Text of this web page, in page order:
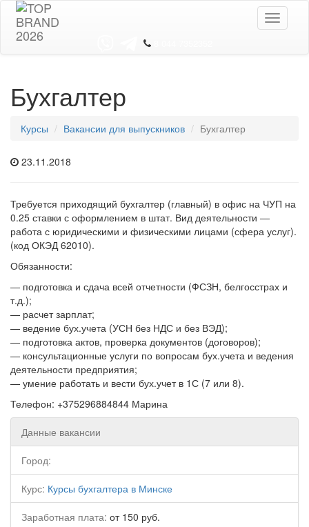
Toggle
Бухгалтер
Курсы Вакансии для выпускников Бухгалтер
23.11.2018
Требуется приходящий бухгалтер (главный) в офис на ЧУП на
0.25 ставки с оформлением в штат. Вид деятельности —
работа с юридическими и физическими лицами (сфера услуг).
(код ОКЭД 62010).
Обязанности:
— подготовка и сдача всей отчетности (ФСЗН, белгосстрах и
т.д.);
— расчет зарплат;
— ведение бух.учета (УСН без НДС и без ВЭД);
— подготовка актов, проверка документов (договоров);
— консультационные услуги по вопросам бух.учета и ведения
деятельности предприятия;
— умение работать и вести бух.учет в 1С (7 или 8).
Телефон: +375296884844 Марина
Данные вакансии
Город:
Курс: Курсы бухгалтера в Минске
Заработная плата: от 150 руб.